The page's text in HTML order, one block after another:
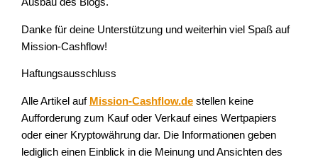
Danke für deine Unterstützung und weiterhin viel Spaß auf
Mission-Cashflow!
Haftungsausschluss
Alle Artikel auf Mission-Cashflow.destellen keine
Aufforderung zum Kauf oder Verkauf eines Wertpapiers
oder einer Kryptowährung dar. Die Informationen geben
lediglich einen Einblick in die Meinung und Ansichten des